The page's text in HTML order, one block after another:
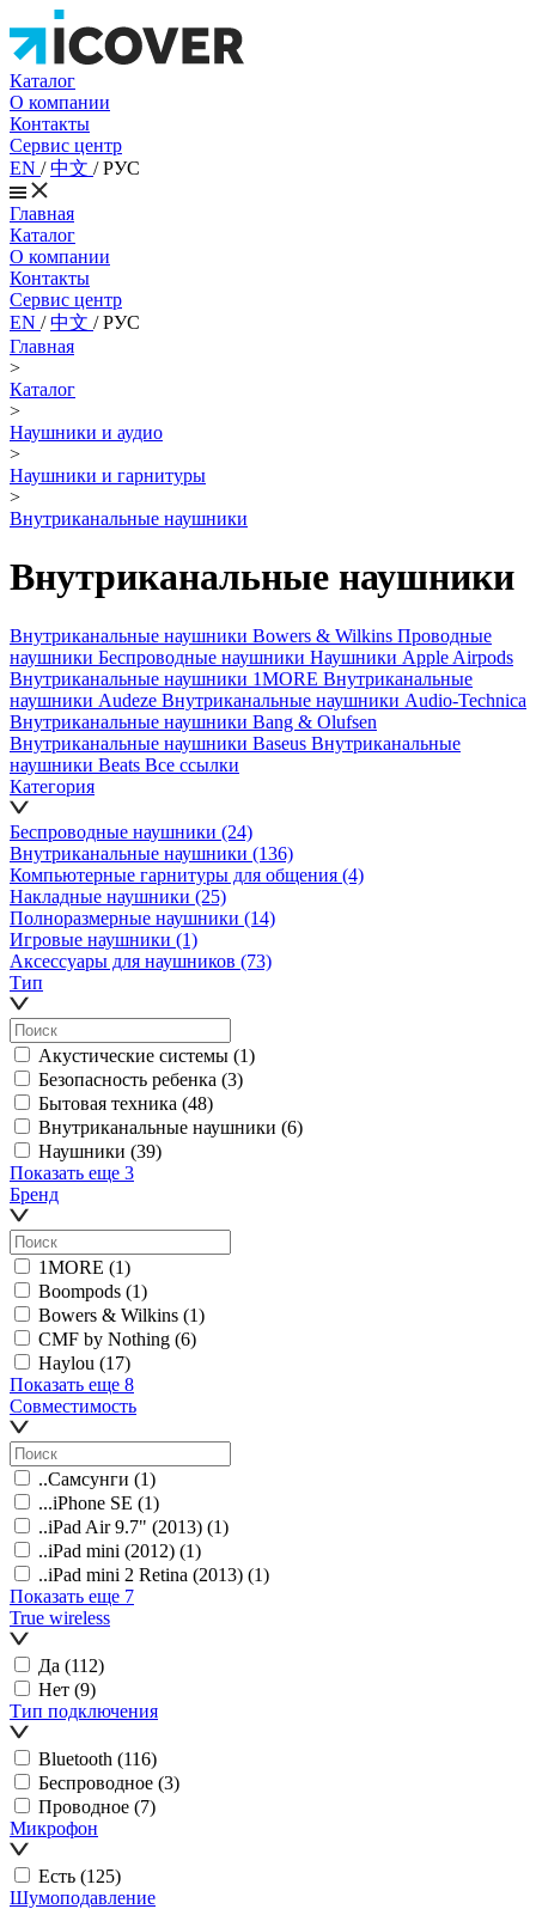
Каталог
О компании
Контакты
Сервис центр
EN /中文 /РУС
Главная
Каталог
О компании
Контакты
Сервис центр
EN /中文 /РУС
Главная
>
Каталог
>
Наушники и аудио
>
Наушники и гарнитуры
>
Внутриканальные наушники
Внутриканальные наушники
Внутриканальные наушники Bowers & Wilkins Проводные
наушники Беспроводные наушники Наушники Apple Airpods
Внутриканальные наушники 1MORE Внутриканальные
наушники Audeze Внутриканальные наушники Audio-Technica
Внутриканальные наушники Bang & Olufsen
Внутриканальные наушники Baseus Внутриканальные
наушники Beats Все ссылки
Категория
Беспроводные наушники (24)
Внутриканальные наушники (136)
Компьютерные гарнитуры для общения (4)
Накладные наушники (25)
Полноразмерные наушники (14)
Игровые наушники (1)
Аксессуары для наушников (73)
Тип
Акустические системы (1)
Безопасность ребенка (3)
Бытовая техника (48)
Внутриканальные наушники (6)
Наушники (39)
Показать еще 3
Бренд
1MORE (1)
Boompods (1)
Bowers & Wilkins (1)
CMF by Nothing (6)
Haylou (17)
Показать еще 8
Совместимость
..Самсунги (1)
...iPhone SE (1)
..iPad Air 9.7" (2013) (1)
..iPad mini (2012) (1)
..iPad mini 2 Retina (2013) (1)
Показать еще 7
True wireless
Да (112)
Нет (9)
Тип подключения
Bluetooth (116)
Беспроводное (3)
Проводное (7)
Микрофон
Есть (125)
Шумоподавление